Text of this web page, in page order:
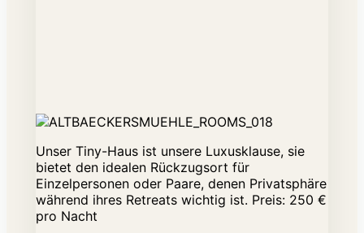
Unser Tiny-Haus ist unsere Luxusklause, sie
bietet den idealen Rückzugsort für
Einzelpersonen oder Paare, denen Privatsphäre
während ihres Retreats wichtig ist. Preis: 250 €
pro Nacht